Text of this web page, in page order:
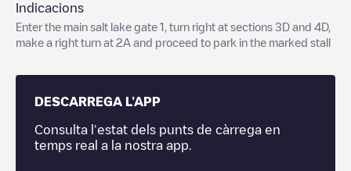
Indicacions
Enter the main salt lake gate 1, turn right at sections 3D and 4D,
make a right turn at 2A and proceed to park in the marked stall
DESCARREGA L'APP
Consulta l'estat dels punts de càrrega en
temps real a la nostra app.